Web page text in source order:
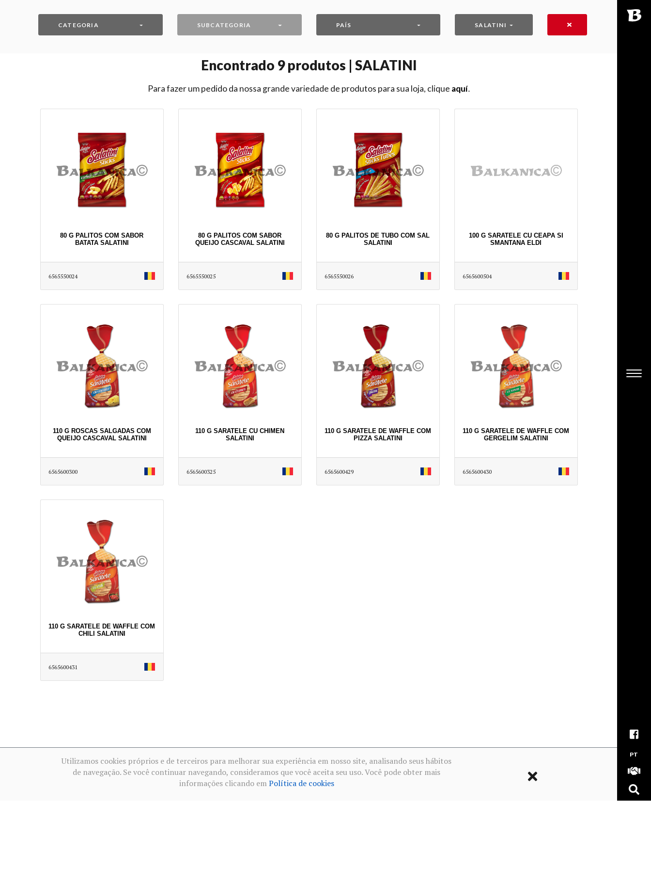
PT
CATEGORIA SUBCATEGORIA PAÍS SALATINI
Encontrado 9produtos | SALATINI
Para fazer um pedido da nossa grande variedade de produtos para sua loja, clique aquí․
80 G PALITOS COM SABOR
BATATA SALATINI
6565550024
80 G PALITOS COM SABOR
QUEIJO CASCAVAL SALATINI
6565550025
80 G PALITOS DE TUBO COM SAL
SALATINI
6565550026
100 G SARATELE CU CEAPA SI
SMANTANA ELDI
6565600504
110 G ROSCAS SALGADAS COM
QUEIJO CASCAVAL SALATINI
6565600300
110 G SARATELE CU CHIMEN
SALATINI
6565600325
110 G SARATELE DE WAFFLE COM
PIZZA SALATINI
6565600429
110 G SARATELE DE WAFFLE COM
GERGELIM SALATINI
6565600430
110 G SARATELE DE WAFFLE COM
CHILI SALATINI
6565600431
Utilizamos cookies próprios e de terceiros para melhorar sua experiência em nosso site, analisando seus hábitos
de navegação. Se você continuar navegando, consideramos que você aceita seu uso. Você pode obter mais
informações clicando emPolítica de cookies